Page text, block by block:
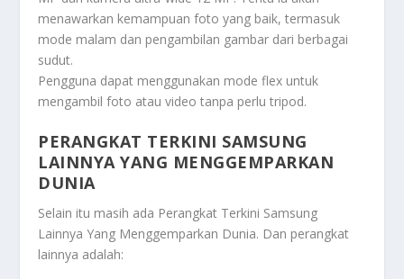
menawarkan kemampuan foto yang baik, termasuk
mode malam dan pengambilan gambar dari berbagai
sudut.
Pengguna dapat menggunakan mode flex untuk
mengambil foto atau video tanpa perlu tripod.
PERANGKAT TERKINI SAMSUNG
LAINNYA YANG MENGGEMPARKAN
DUNIA
Selain itu masih ada Perangkat Terkini Samsung
Lainnya Yang Menggemparkan Dunia. Dan perangkat
lainnya adalah: